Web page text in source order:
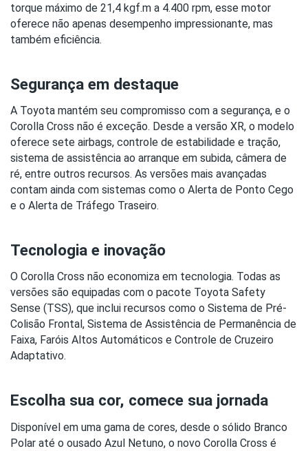
torque máximo de 21,4 kgf.m a 4.400 rpm, esse motor
oferece não apenas desempenho impressionante, mas
também eficiência.
Segurança em destaque
A Toyota mantém seu compromisso com a segurança, e o
Corolla Cross não é exceção. Desde a versão XR, o modelo
oferece sete airbags, controle de estabilidade e tração,
sistema de assistência ao arranque em subida, câmera de
ré, entre outros recursos. As versões mais avançadas
contam ainda com sistemas como o Alerta de Ponto Cego
e o Alerta de Tráfego Traseiro.
Tecnologia e inovação
O Corolla Cross não economiza em tecnologia. Todas as
versões são equipadas com o pacote Toyota Safety
Sense (TSS), que inclui recursos como o Sistema de Pré-
Colisão Frontal, Sistema de Assistência de Permanência de
Faixa, Faróis Altos Automáticos e Controle de Cruzeiro
Adaptativo.
Escolha sua cor, comece sua jornada
Disponível em uma gama de cores, desde o sólido Branco
Polar até o ousado Azul Netuno, o novo Corolla Cross é